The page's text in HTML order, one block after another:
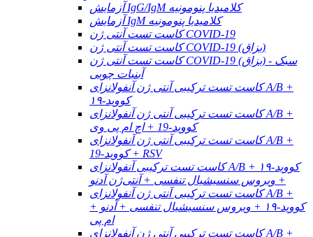
آزمایش IgG/IgM کلامیدیا پنومونیه
آزمایش IgM کلامیدیا پنومونیه
کاست تست آنتی ژن COVID-19
کاست تست آنتی ژن COVID-19 (بزاق)
کاست تست آنتی ژن COVID-19 (بزاق) - سبک
آبنبات چوبی
کاست تست ترکیبی آنتی ژن آنفولانزای A/B +
کووید-۱۹
کاست تست ترکیبی آنتی ژن آنفولانزای A/B +
کووید-19 + اچ ام پی وی
کاست تست ترکیبی آنتی ژن آنفولانزای A/B +
کووید-19 + RSV
کاست تست ترکیبی آنفولانزای A/B + کووید-۱۹
+ ویروس سنسیشیال تنفسی + آنتی‌ژن آدنو
کاست تست ترکیبی آنتی ژن آنفولانزای A/B +
کووید-۱۹ + ویروس سنسیشیال تنفسی + آدنو +
ام پی
کاست تست ترکیبی آنتی ژن آنفولانزای A/B +